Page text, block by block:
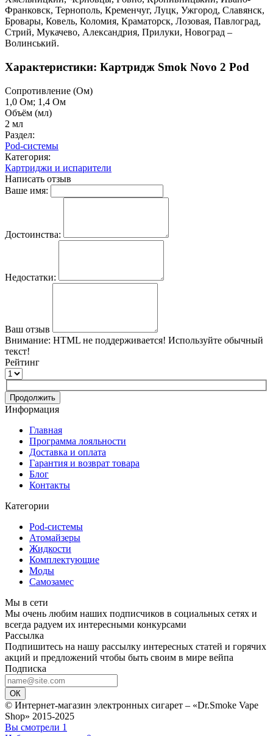
Франковск, Тернополь, Кременчуг, Луцк, Ужгород, Славянск,
Бровары, Ковель, Коломия, Краматорск, Лозовая, Павлоград,
Стрий, Мукачево, Александрия, Прилуки, Новоград –
Волинський.
Характеристики: Картридж Smok Novo 2 Pod
Cопротивление (Ом)
1,0 Ом; 1,4 Ом
Объём (мл)
2 мл
Раздел:
Pod-системы
Категория:
Картриджи и испарители
Написать отзыв
Ваше имя:
Достоинства:
Недостатки:
Ваш отзыв
Внимание: HTML не поддерживается! Используйте обычный
текст!
Рейтинг
Продолжить
Информация
Главная
Программа лояльности
Доставка и оплата
Гарантия и возврат товара
Блог
Контакты
Категории
Pod-системы
Атомайзеры
Жидкости
Комплектующие
Моды
Самозамес
Мы в сети
Мы очень любим наших подписчиков в социальных сетях и
всегда радуем их интересными конкурсами
Рассылка
Подпишитесь на нашу рассылку интересных статей и горячих
акций и предложений чтобы быть своим в мире вейпа
Подписка
ОК
© Интернет-магазин электронных сигарет – «Dr.Smoke Vape
Shop» 2015-2025
Вы смотрели 1